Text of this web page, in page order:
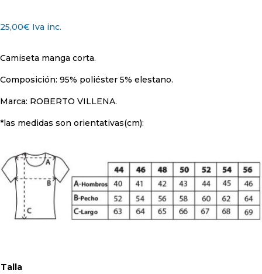
25,00€ Iva inc.
Camiseta manga corta.
Composición: 95% poliéster 5% elestano.
Marca: ROBERTO VILLENA.
*las medidas son orientativas(cm):
Talla